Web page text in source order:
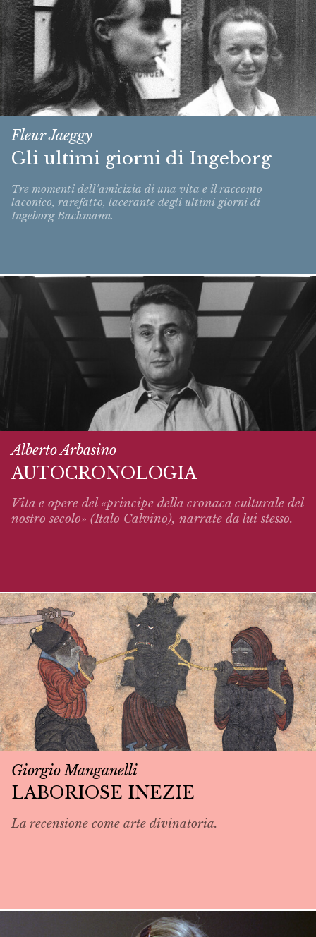
Fleur Jaeggy
Gli ultimi giorni di Ingeborg
Tre momenti dell’amicizia di una vita e il racconto
laconico, rarefatto, lacerante degli ultimi giorni di
Ingeborg Bachmann.
Alberto Arbasino
AUTOCRONOLOGIA
Vita e opere del «principe della cronaca culturale del
nostro secolo» (Italo Calvino), narrate da lui stesso.
Giorgio Manganelli
LABORIOSE INEZIE
La recensione come arte divinatoria.